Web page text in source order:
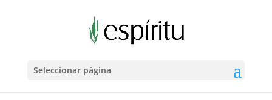
Seleccionar página